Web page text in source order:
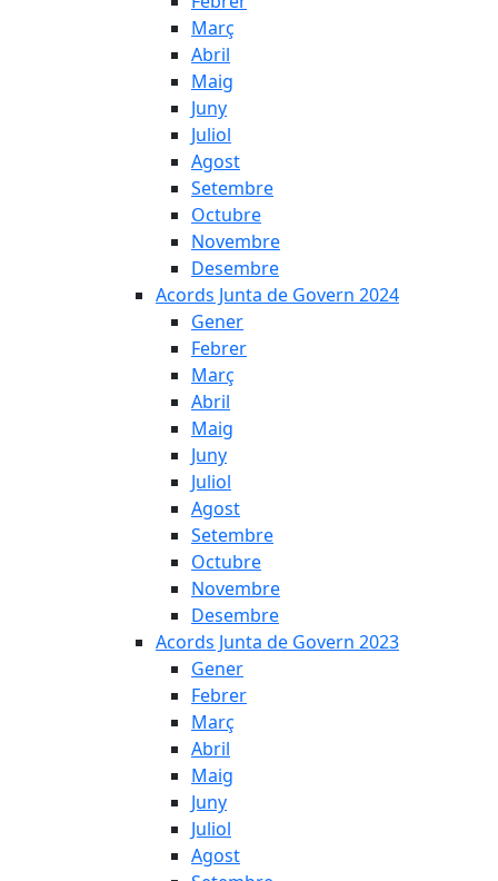
Març
Abril
Maig
Juny
Juliol
Agost
Setembre
Octubre
Novembre
Desembre
Acords Junta de Govern 2024
Gener
Febrer
Març
Abril
Maig
Juny
Juliol
Agost
Setembre
Octubre
Novembre
Desembre
Acords Junta de Govern 2023
Gener
Febrer
Març
Abril
Maig
Juny
Juliol
Agost